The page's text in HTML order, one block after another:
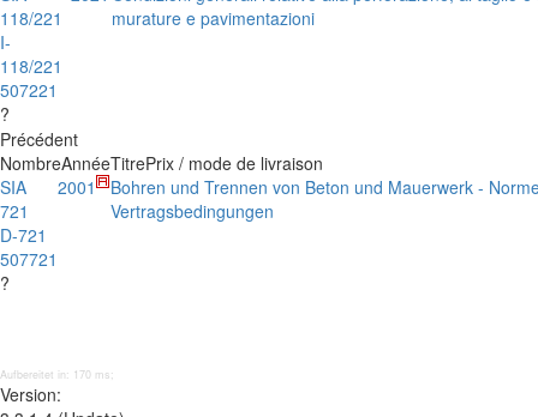
118/221
I-
118/221
507221
?
murature e pavimentazioni
Précédent
NombreAnnéeTitrePrix / mode de livraison
SIA
721
D-721
507721
?
2001
Bohren und Trennen von Beton und Mauerwerk -
Vertragsbedingungen
Aufbereitet in: 170 ms;
Version: